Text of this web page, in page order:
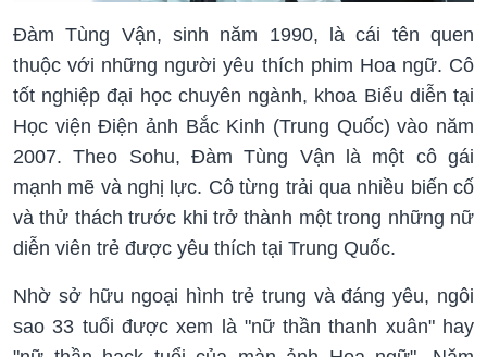
Đàm Tùng Vận, sinh năm 1990, là cái tên quen
thuộc với những người yêu thích phim Hoa ngữ. Cô
tốt nghiệp đại học chuyên ngành, khoa Biểu diễn tại
Học viện Điện ảnh Bắc Kinh (Trung Quốc) vào năm
2007. Theo Sohu, Đàm Tùng Vận là một cô gái
mạnh mẽ và nghị lực. Cô từng trải qua nhiều biến cố
và thử thách trước khi trở thành một trong những nữ
diễn viên trẻ được yêu thích tại Trung Quốc.
Nhờ sở hữu ngoại hình trẻ trung và đáng yêu, ngôi
sao 33 tuổi được xem là "nữ thần thanh xuân" hay